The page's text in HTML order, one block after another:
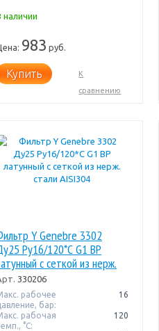
наличии
983 руб.
Купить
К
сравнению
Y Genebre 3302
Pу16/120*С G1 ВР
с сеткой из нерж.
AISI304
330206
рабочее
бар:
16
рабочая
°С:
120